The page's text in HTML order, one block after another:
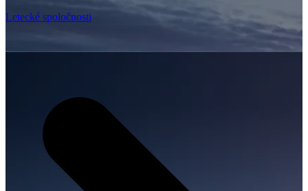
Letecké spoločnosti